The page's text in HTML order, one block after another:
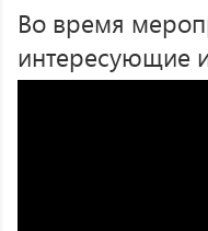
Во время
интересующие